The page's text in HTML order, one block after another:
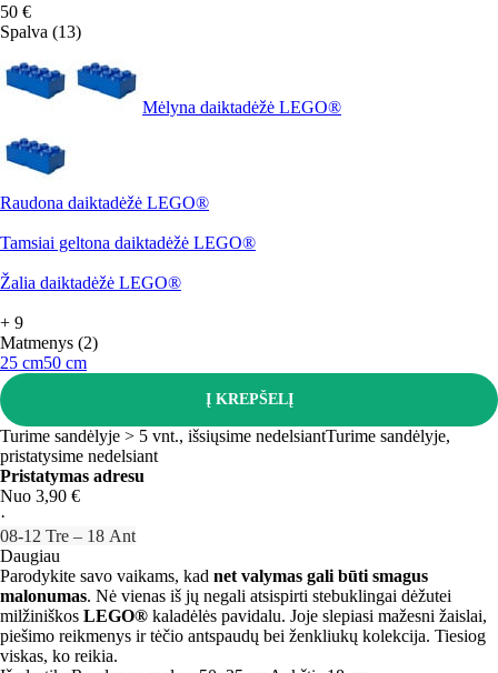
50 €
Spalva (13)
Mėlyna daiktadėžė LEGO®
Raudona daiktadėžė LEGO®
Tamsiai geltona daiktadėžė LEGO®
Žalia daiktadėžė LEGO®
+ 9
Matmenys (2)
25 cm50 cm
Į KREPŠELĮ
Turime sandėlyje > 5 vnt., išsiųsime nedelsiantTurime sandėlyje,
pristatysime nedelsiant
Pristatymas adresu
Nuo 3,90 €
·
08‑12 Tre – 18 Ant
Daugiau
Parodykite savo vaikams, kad net valymas gali būti smagus
malonumas. Nė vienas iš jų negali atsispirti stebuklingai dėžutei
milžiniškos LEGO® kaladėlės pavidalu. Joje slepiasi mažesni žaislai,
piešimo reikmenys ir tėčio antspaudų bei ženkliukų kolekcija. Tiesiog
viskas, ko reikia.